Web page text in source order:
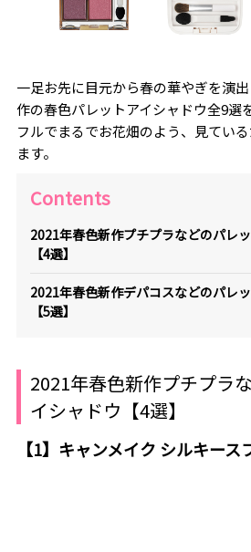
一足お先に目元から春の華やぎを演
作の春色パレットアイシャドウ全9選
フルでまるでお花畑のよう、見てい
ます。
Contents
2021年春色新作プチプラなどのパレ
【4選】
2021年春色新作デパコスなどのパレ
【5選】
2021年春色新作プチプラ
イシャドウ【4選】
【1】キャンメイク シルキース